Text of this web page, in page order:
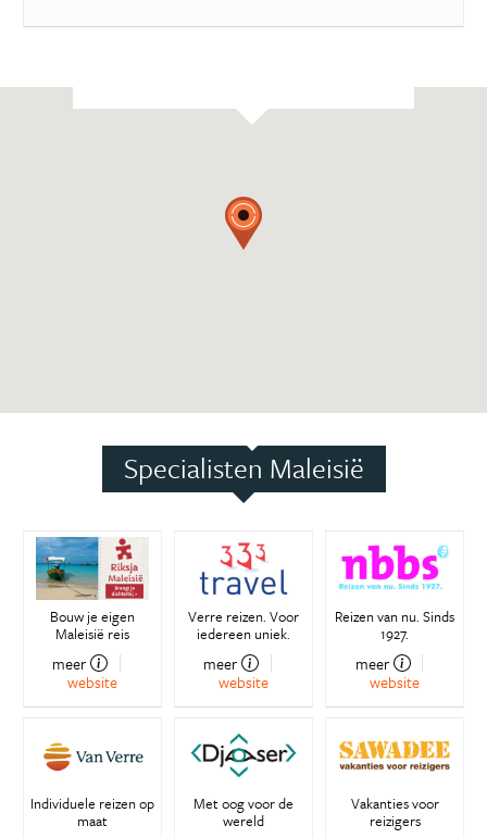
Specialisten Maleisië
Bouw je eigen
Maleisië reis
meer
website
Verre reizen. Voor
iedereen uniek.
meer
website
Reizen van nu. Sinds
1927.
meer
website
Individuele reizen op
maat
Met oog voor de
wereld
Vakanties voor
reizigers